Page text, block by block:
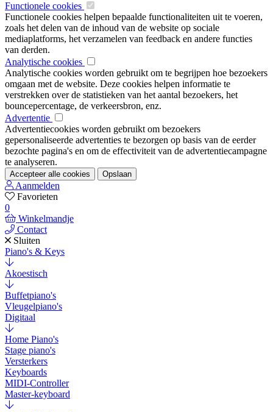
Functionele cookies
Functionele cookies helpen bepaalde functionaliteiten uit te voeren,
zoals het delen van de inhoud van de website op sociale
mediaplatforms, het verzamelen van feedback en andere functies
van derden.
Analytische cookies
Analytische cookies worden gebruikt om te begrijpen hoe bezoekers
omgaan met de website. Deze cookies helpen informatie te
verstrekken over de statistieken van het aantal bezoekers, het
bouncepercentage, de verkeersbron, enz.
Advertentie
Advertentiecookies worden gebruikt om bezoekers
gepersonaliseerde advertenties te bezorgen op basis van de eerder
bezochte pagina's en om de effectiviteit van de advertentiecampagne
te analyseren.
Accepteer alle cookies Opslaan
Aanmelden
Favorieten
0
Winkelmandje
Contact
Sluiten
Piano's & Keys
Akoestisch
Buffetpiano's
Vleugelpiano's
Digitaal
Home Piano's
Stage piano's
Versterkers
Keyboards
MIDI-Controller
Master-keyboard